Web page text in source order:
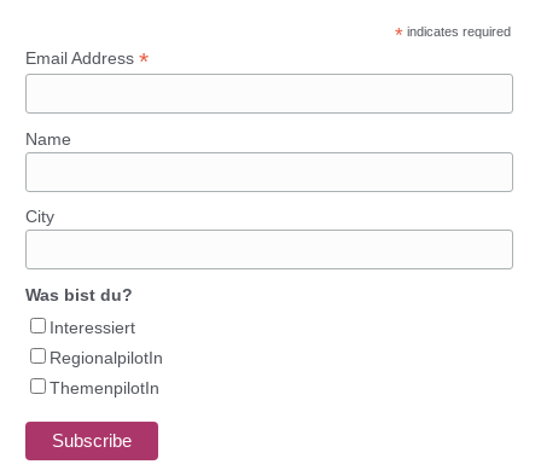
* indicates required
Email Address *
Name
City
Was bist du?
Interessiert
RegionalpilotIn
ThemenpilotIn